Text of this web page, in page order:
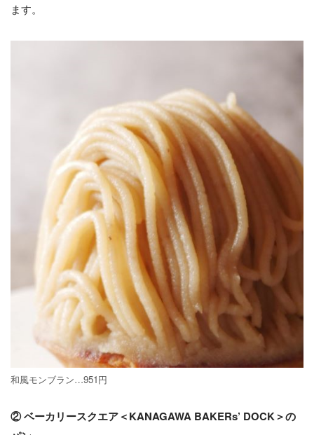
ます。
和風モンブラン…951円
② ベーカリースクエア＜KANAGAWA BAKERs’ DOCK＞の